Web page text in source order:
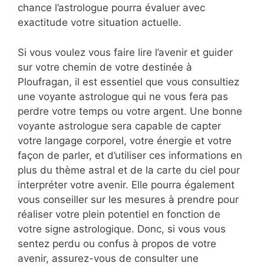
chance l’astrologue pourra évaluer avec
exactitude votre situation actuelle.
Si vous voulez vous faire lire l’avenir et guider
sur votre chemin de votre destinée à
Ploufragan, il est essentiel que vous consultiez
une voyante astrologue qui ne vous fera pas
perdre votre temps ou votre argent. Une bonne
voyante astrologue sera capable de capter
votre langage corporel, votre énergie et votre
façon de parler, et d’utiliser ces informations en
plus du thème astral et de la carte du ciel pour
interpréter votre avenir. Elle pourra également
vous conseiller sur les mesures à prendre pour
réaliser votre plein potentiel en fonction de
votre signe astrologique. Donc, si vous vous
sentez perdu ou confus à propos de votre
avenir, assurez-vous de consulter une